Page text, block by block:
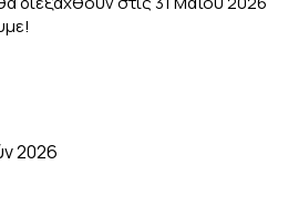
2026